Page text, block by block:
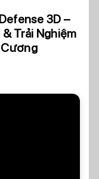
3D –
Trải Nghiệm
Cương